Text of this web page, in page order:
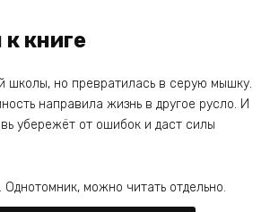
книге
школы, но превратилась в серую мышку.
направила жизнь в другое русло. И
убережёт от ошибок и даст силы
Однотомник, можно читать отдельно.